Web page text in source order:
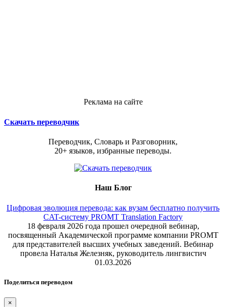
Реклама на сайте
Скачать переводчик
Переводчик, Словарь и Разговорник,
20+ языков, избранные переводы.
Наш Блог
Цифровая эволюция перевода: как вузам бесплатно получить
CAT-систему PROMT Translation Factory
18 февраля 2026 года прошел очередной вебинар,
посвященный Академической программе компании PROMT
для представителей высших учебных заведений. Вебинар
провела Наталья Железняк, руководитель лингвистич
01.03.2026
Поделиться переводом
×